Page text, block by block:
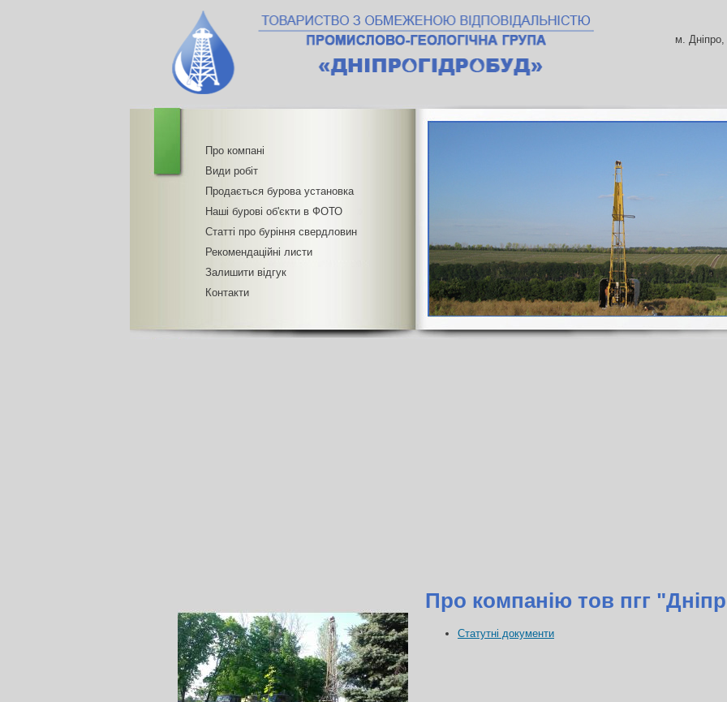
м.
Про компані
Види робіт
Продається бурова установка
Наші бурові об'єкти в ФОТО
Статті про буріння свердловин
Рекомендаційні листи
Залишити відгук
Контакти
Про компанію тов пгг
Статутні документи